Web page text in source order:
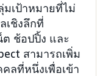
เป้าหมายที่ไม่
เชิงลึกที่
ต ช้อปปิ้ง และ
สามารถเพิ่ม
ลที่หนึ่งเพื่อเข้า